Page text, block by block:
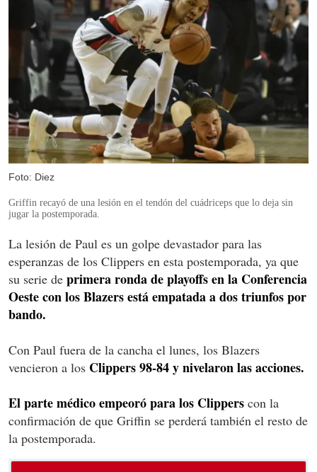
Foto: Diez
Griffin recayó de una lesión en el tendón del cuádriceps que lo deja sin
jugar la postemporada.
La lesión de Paul es un golpe devastador para las
esperanzas de los Clippers en esta postemporada, ya que
su serie de primera ronda de playoffs en la Conferencia
Oeste con los Blazers está empatada a dos triunfos por
bando.
Con Paul fuera de la cancha el lunes, los Blazers
vencieron a los Clippers 98-84 y nivelaron las acciones.
El parte médico empeoró para los Clippers con la
confirmación de que Griffin se perderá también el resto de
la postemporada.